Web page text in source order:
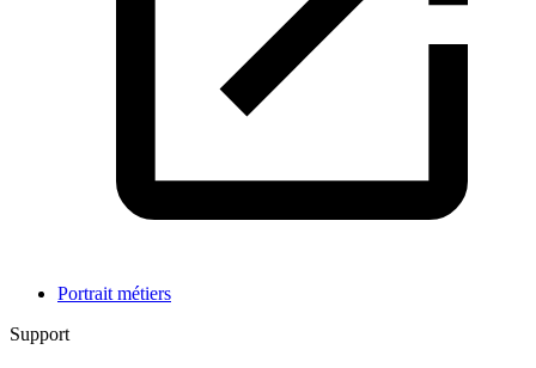
Portrait métiers
Support